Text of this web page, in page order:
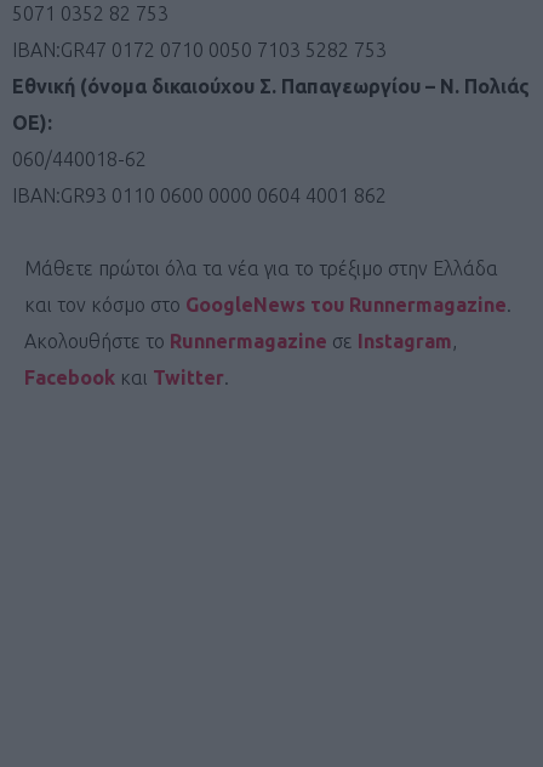
5071 0352 82 753
IBAN:GR47 0172 0710 0050 7103 5282 753
Εθνική (όνομα δικαιούχου Σ. Παπαγεωργίου – Ν. Πολιάς
ΟΕ):
060/440018-62
IBAN:GR93 0110 0600 0000 0604 4001 862
Μάθετε πρώτοι όλα τα νέα για το τρέξιμο στην Ελλάδα
και τον κόσμο στο GoogleNews του Runnermagazine.
Ακολουθήστε το Runnermagazine σε Instagram,
Facebook και Twitter.